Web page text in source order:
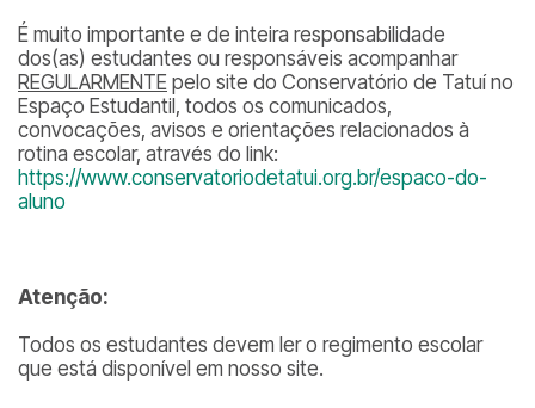
É muito importante e de inteira responsabilidade
dos(as) estudantes ou responsáveis acompanhar
REGULARMENTE pelo site do Conservatório de Tatuí no
Espaço Estudantil, todos os comunicados,
convocações, avisos e orientações relacionados à
rotina escolar, através do link:
https://www.conservatoriodetatui.org.br/espaco-do-
aluno
Atenção:
Todos os estudantes devem ler o regimento escolar
que está disponível em nosso site.